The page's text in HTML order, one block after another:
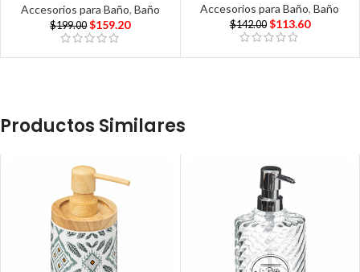
Accesorios para Baño, Baño
$199.00 $159.20
Accesorios para Baño,Baño
$142.00 $113.60
Productos Similares